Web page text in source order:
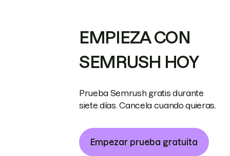
EMPIEZA CON
SEMRUSH HOY
Prueba Semrush gratis durante
siete días. Cancela cuando quieras.
Empezar prueba gratuita